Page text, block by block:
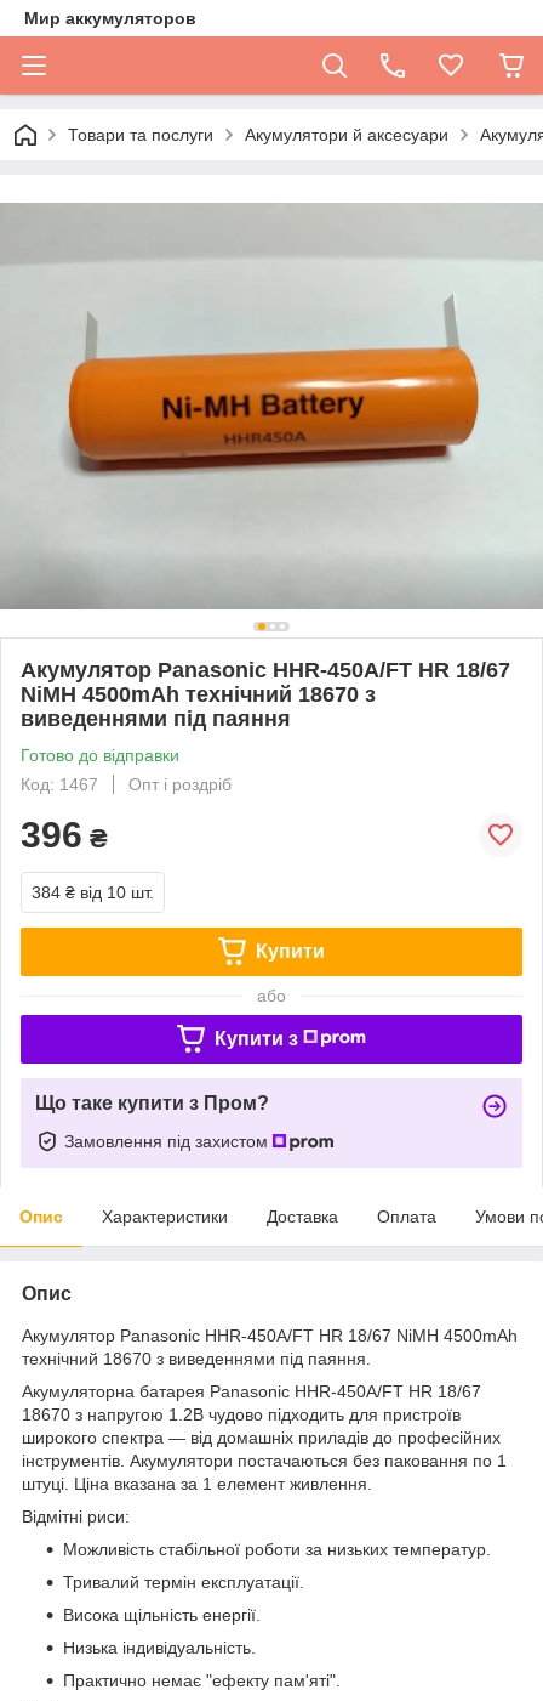
Мир аккумуляторов
Товари та послуги Акумулятори й аксесуари
Акумулятор Panasonic HHR-450A/FT HR 18/67
NiMH 4500mAh технічний 18670 з
виведеннями під паяння
Готово до відправки
Код: 1467
Опт і роздріб
396 ₴
384 ₴ від 10 шт.
Купити
або
Купити з
Що таке купити з Пром?
Замовлення під захистом
Опис Характеристики Доставка Оплата Умови
Опис
Акумулятор Panasonic HHR-450A/FT HR 18/67 NiMH 4500mAh
технічний 18670 з виведеннями під паяння.
Акумуляторна батарея Panasonic HHR-450A/FT HR 18/67
18670 з напругою 1.2В чудово підходить для пристроїв
широкого спектра — від домашніх приладів до професійних
інструментів. Акумулятори постачаються без паковання по 1
штуці. Ціна вказана за 1 елемент живлення.
Відмітні риси:
Можливість стабільної роботи за низьких температур.
Тривалий термін експлуатації.
Висока щільність енергії.
Низька індивідуальність.
Практично немає "ефекту пам'яті".